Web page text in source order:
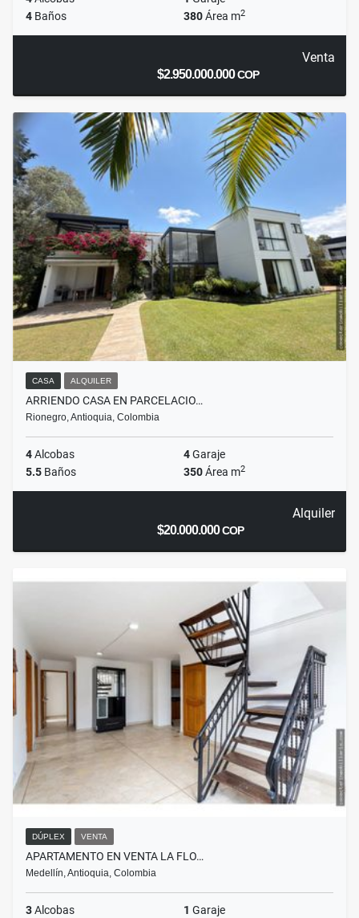
4 Baños 380Área m2
Venta
$2.950.000.000COP
CASA ALQUILER
ARRIENDO CASA EN PARCELACIO…
Rionegro, Antioquia, Colombia
4Alcobas 4Garaje
5.5 Baños 350Área m2
Alquiler
$20.000.000COP
DÚPLEX VENTA
APARTAMENTO EN VENTA LA FLO…
Medellín, Antioquia, Colombia
3Alcobas 1 Garaje